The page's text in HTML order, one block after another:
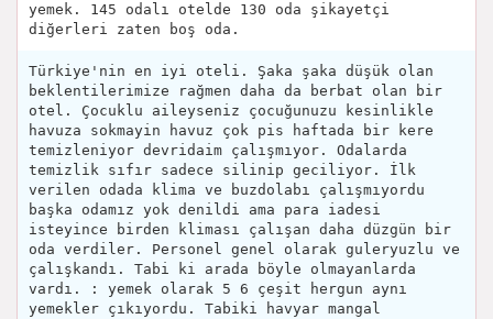
yemek. 145 odalı otelde 130 oda şikayetçi
diğerleri zaten boş oda.
Türkiye'nin en iyi oteli. Şaka şaka düşük olan
beklentilerimize rağmen daha da berbat olan bir
otel. Çocuklu aileyseniz çocuğunuzu kesinlikle
havuza sokmayin havuz çok pis haftada bir kere
temizleniyor devridaim çalışmıyor. Odalarda
temizlik sıfır sadece silinip geciliyor. İlk
verilen odada klima ve buzdolabı çalışmıyordu
başka odamız yok denildi ama para iadesi
isteyince birden kliması çalışan daha düzgün bir
oda verdiler. Personel genel olarak guleryuzlu ve
çalışkandı. Tabi ki arada böyle olmayanlarda
vardı. : yemek olarak 5 6 çeşit hergun aynı
yemekler çıkıyordu. Tabiki havyar mangal